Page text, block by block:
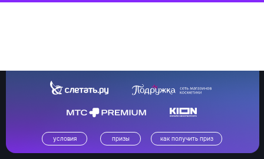
условия призы как получить приз